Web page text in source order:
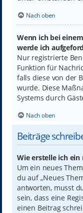
Nach oben
Wenn ich bei
werde ich
Nur registrierte
Funktion für
falls diese von der
wurde. Diese
Systems durch
Nach oben
Beiträge
Wie erstelle ich
Um ein neues
du auf „Neues
antworten, musst
sein, dass eine
einen Beitrag